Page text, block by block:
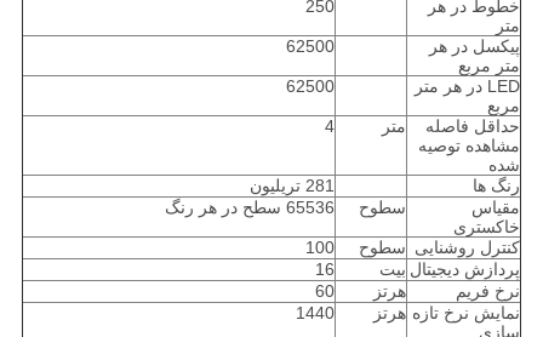
خطوط در هر
متر
250
پیکسل در هر
متر مربع
62500
LED در هر متر
مربع
62500
حداقل فاصله
مشاهده توصیه
شده
متر 4
رنگ ها
281 تریلیون
مقیاس
خاکستری
سطوح 65536 سطح در هر رنگ
کنترل روشنایی سطوح
100
پردازش دیجیتال بیت
16
نرخ فریم
هرتز
60
نمایش نرخ تازه
سازی
هرتز 1440